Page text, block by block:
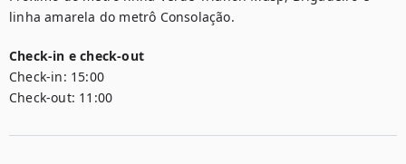
linha amarela do metrô Consolação.
Check-in e check-out
Check-in: 15:00
Check-out: 11:00